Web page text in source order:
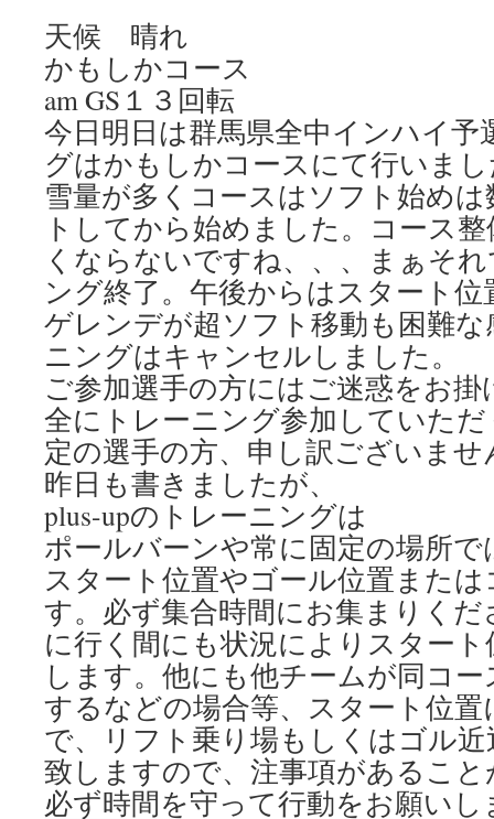
キ
ッ
プ
天候 晴れ
かもしかコース
am GS１３回転
今日明日は群馬県全中インハイ予
グはかもしかコースにて行いま
雪量が多くコースはソフト始め
トしてから始めました。コース
くならないですね、、、まぁそ
ング終了。午後からはスタート
ゲレンデが超ソフト移動も困難
ニングはキャンセルしました。
ご参加選手の方にはご迷惑をお
全にトレーニング参加していた
定の選手の方、申し訳ございま
昨日も書きましたが、
plus-upのトレーニングは
ポールバーンや常に固定の場所
スタート位置やゴール位置また
す。必ず集合時間にお集まりく
に行く間にも状況によりスター
します。他にも他チームが同コ
するなどの場合等、スタート位
で、リフト乗り場もしくはゴル
致しますので、注事項があるこ
必ず時間を守って行動をお願いし